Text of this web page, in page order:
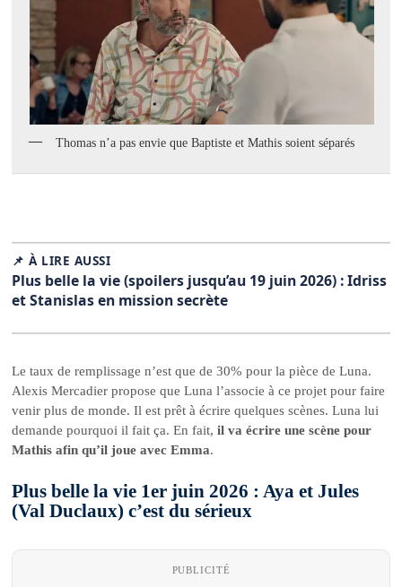
Thomas n’a pas envie que Baptiste et Mathis soient séparés
📌 À LIRE AUSSI
Plus belle la vie (spoilers jusqu’au 19 juin 2026) : Idriss
et Stanislas en mission secrète
Le taux de remplissage n’est que de 30% pour la pièce de Luna.
Alexis Mercadier propose que Luna l’associe à ce projet pour faire
venir plus de monde. Il est prêt à écrire quelques scènes. Luna lui
demande pourquoi il fait ça. En fait,il va écrire une scène pour
Mathis afin qu’il joue avec Emma.
Plus belle la vie 1er juin 2026 : Aya et Jules
(Val Duclaux) c’est du sérieux
PUBLICITÉ